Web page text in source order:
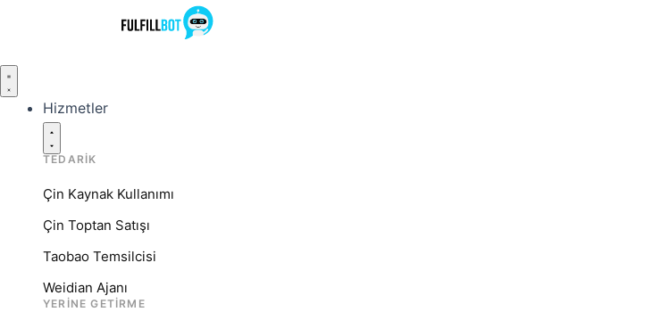
Hizmetler
TEDARIK
Çin Kaynak Kullanımı
Çin Toptan Satışı
Taobao Temsilcisi
Weidian Ajanı
YERINE GETIRME